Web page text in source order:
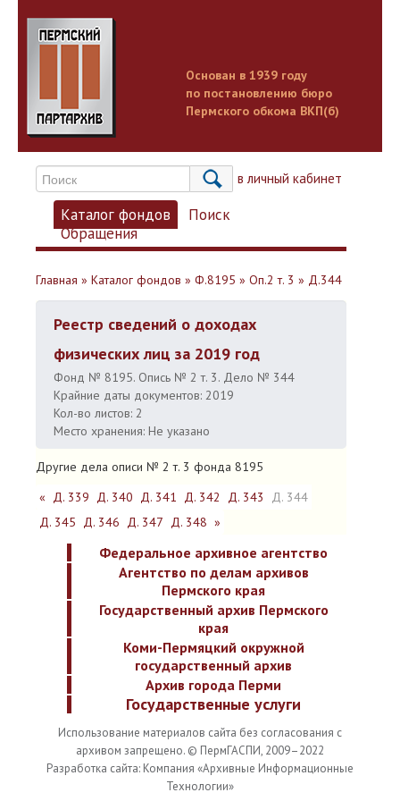
Основан в 1939 году
по постановлению бюро
Пермского обкома ВКП(б)
Вход в личный кабинет
Каталог фондов
Поиск
Обращения
Главная » Каталог фондов » Ф.8195 » Оп.2 т. 3 » Д.344
Реестр сведений о доходах
физических лиц за 2019 год
Фонд № 8195. Опись № 2 т. 3. Дело № 344
Крайние даты документов: 2019
Кол-во листов: 2
Место хранения: Не указано
Другие дела описи № 2 т. 3 фонда 8195
« Д. 339 Д. 340 Д. 341 Д. 342 Д. 343
Д. 344
Д. 345 Д. 346 Д. 347 Д. 348 »
Федеральное архивное агентство
Агентство по делам архивов
Пермского края
Государственный архив Пермского
края
Коми-Пермяцкий окружной
государственный архив
Архив города Перми
Государственные услуги
Использование материалов сайта без согласования с
архивом запрещено. © ПермГАСПИ, 2009–2022
Разработка сайта: Компания «Архивные Информационные
Технологии»